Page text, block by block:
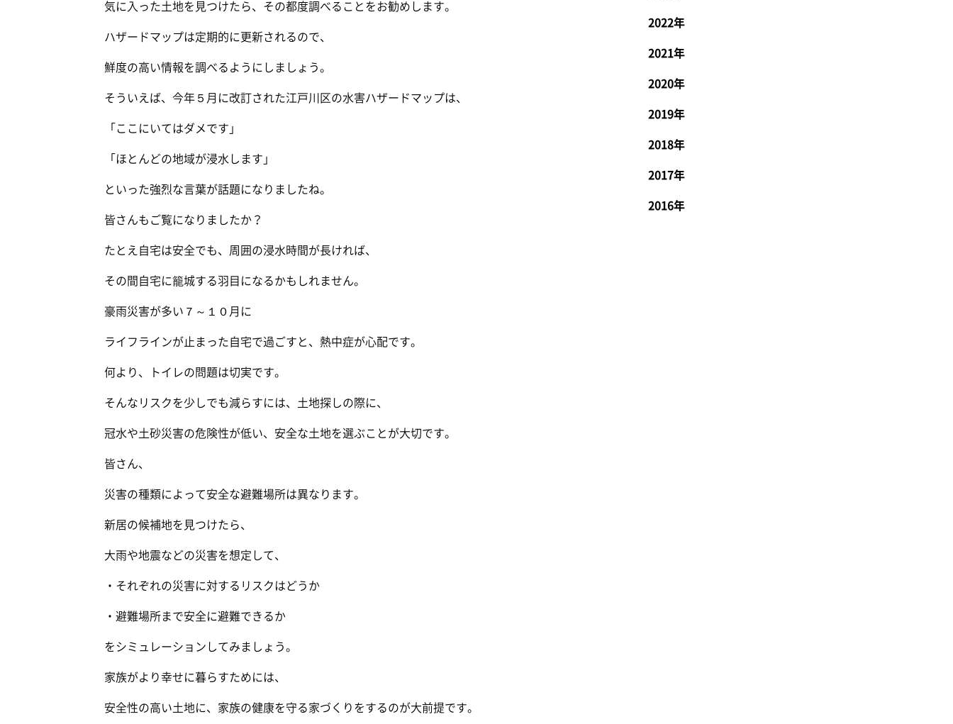
気に入った土地を見つけたら、その都度調べることをお勧めします。
ハザードマップは定期的に更新されるので、
鮮度の高い情報を調べるようにしましょう。
そういえば、今年５月に改訂された江戸川区の水害ハザードマップは、
「ここにいてはダメです」
「ほとんどの地域が浸水します」
といった強烈な言葉が話題になりましたね。
皆さんもご覧になりましたか？
たとえ自宅は安全でも、周囲の浸水時間が長ければ、
その間自宅に籠城する羽目になるかもしれません。
豪雨災害が多い７～１０月に
ライフラインが止まった自宅で過ごすと、熱中症が心配です。
何より、トイレの問題は切実です。
そんなリスクを少しでも減らすには、土地探しの際に、
冠水や土砂災害の危険性が低い、安全な土地を選ぶことが大切です。
皆さん、
災害の種類によって安全な避難場所は異なります。
新居の候補地を見つけたら、
大雨や地震などの災害を想定して、
・それぞれの災害に対するリスクはどうか
・避難場所まで安全に避難できるか
をシミュレーションしてみましょう。
家族がより幸せに暮らすためには、
安全性の高い土地に、家族の健康を守る家づくりをするのが大前提です。
2022年
2021年
2020年
2019年
2018年
2017年
2016年